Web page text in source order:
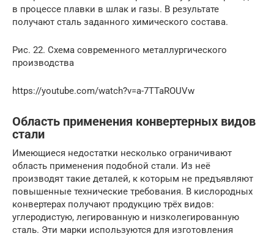
в процессе плавки в шлак и газы. В результате
получают сталь заданного химического состава.
Рис. 22. Схема современного металлургического
производства
https://youtube.com/watch?v=a-7TTaROUVw
Область применения конвертерных видов
стали
Имеющиеся недостатки несколько ограничивают
область применения подобной стали. Из неё
производят такие деталей, к которым не предъявляют
повышенные технические требования. В кислородных
конвертерах получают продукцию трёх видов:
углеродистую, легированную и низколегированную
сталь. Эти марки используются для изготовления